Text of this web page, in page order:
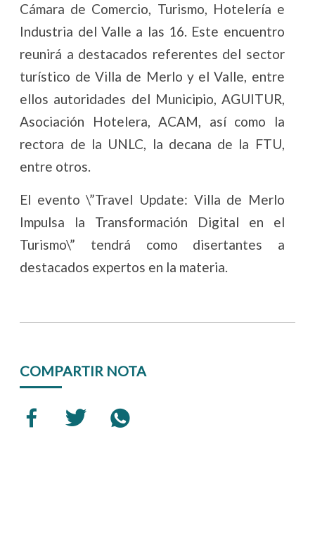
Cámara de Comercio, Turismo, Hotelería e
Industria del Valle a las 16. Este encuentro
reunirá a destacados referentes del sector
turístico de Villa de Merlo y el Valle, entre
ellos autoridades del Municipio, AGUITUR,
Asociación Hotelera, ACAM, así como la
rectora de la UNLC, la decana de la FTU,
entre otros.
El evento \”Travel Update: Villa de Merlo
Impulsa la Transformación Digital en el
Turismo\” tendrá como disertantes a
destacados expertos en la materia.
COMPARTIR NOTA